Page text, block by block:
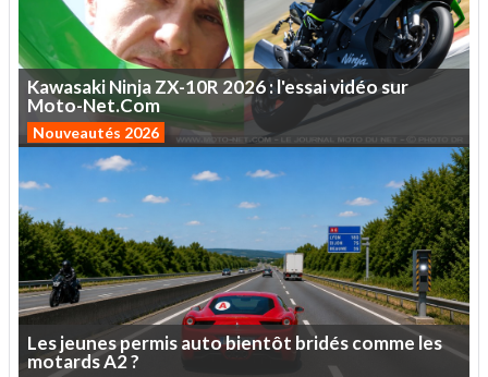
KawasakiNinjaZX-10R2026:l'essaividéosur
Moto-Net.Com
Nouveautés 2026
Lesjeunespermisautobientôt bridéscommeles
motardsA2?